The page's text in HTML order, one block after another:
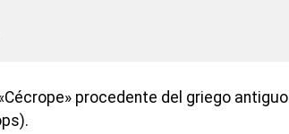
procedente del griego antiguo